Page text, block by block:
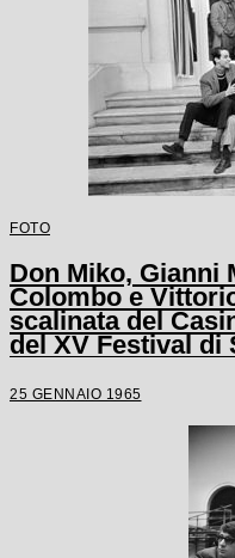
FOTO
Don Miko, Gianni
Colombo e
scalinata del
del XV Festival di
25 GENNAIO 1965